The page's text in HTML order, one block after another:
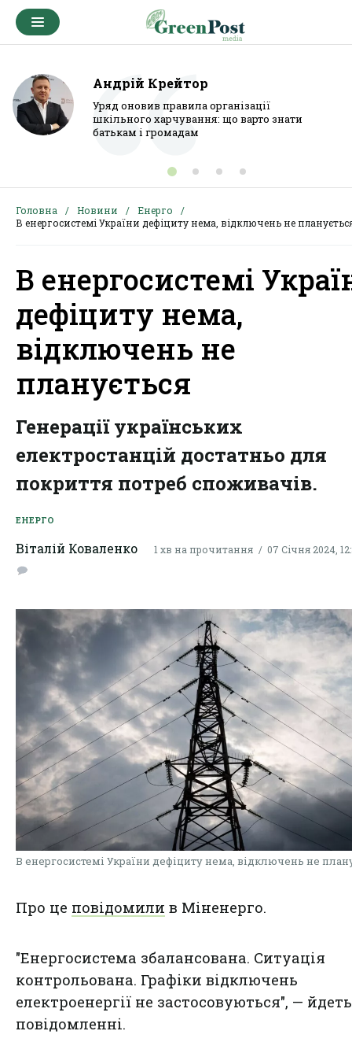
Андрій Крейтор
Уряд оновив правила організації
шкільного харчування: що варто знати
батькам і громадам
Головна Новини
Енерго
В енергосистемі України дефіциту нема, відключень не
В енергосистемі
дефіциту нема,
відключень не
планується
Генерації українських
електростанцій достатньо для
покриття потреб споживачів.
ЕНЕРГО
Віталій Коваленко 1 хв на прочитання 07 Січня 2024,
В енергосистемі України дефіциту нема, відключень не
Про це повідомили в Міненерго.
"Енергосистема збалансована. Ситуація
контрольована. Графіки відключень
електроенергії не застосовуються", —
повідомленні.